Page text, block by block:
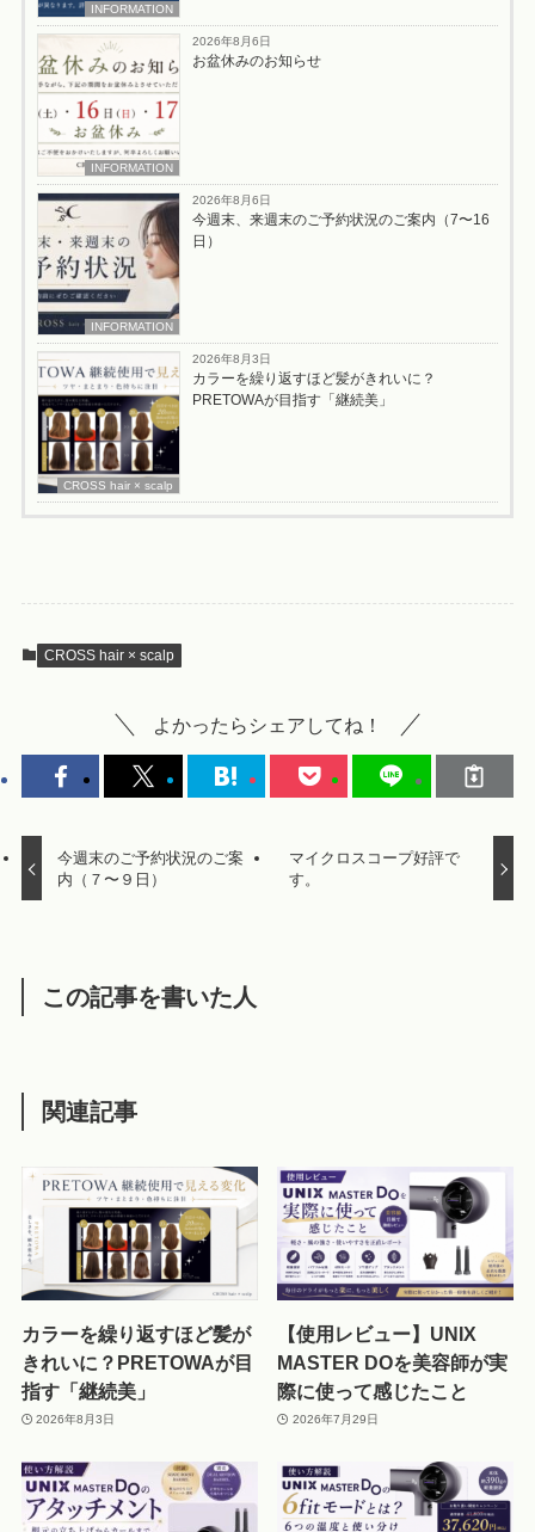
INFORMATION
INFORMATION
2026年8月6日
お盆休みのお知らせ
INFORMATION
2026年8月6日
今週末、来週末のご予約状況のご案内（7〜16
日）
CROSS hair × scalp
2026年8月3日
カラーを繰り返すほど髪がきれいに？
PRETOWAが目指す「継続美」
CROSS hair × scalp
よかったらシェアしてね！
今週末のご予約状況のご案
内（７〜９日）
マイクロスコープ好評で
す。
この記事を書いた人
関連記事
カラーを繰り返すほど髪が
きれいに？PRETOWAが目
指す「継続美」
2026年8月3日
【使用レビュー】UNIX
MASTER DOを美容師が実
際に使って感じたこと
2026年7月29日